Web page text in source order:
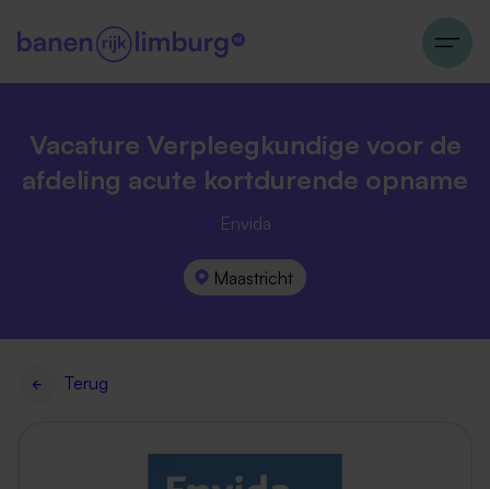
Vacature Verpleegkundige voor de
afdeling acute kortdurende opname
Envida
Maastricht
Terug